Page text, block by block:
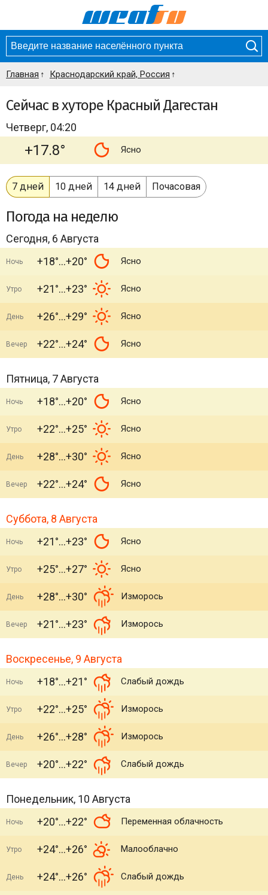
Главная Краснодарский край, Россия
Сейчас в хуторе Красный Дагестан
Четверг, 04:20
+17.8° Ясно
7 дней 10 дней 14 дней Почасовая
Погода на неделю
Сегодня, 6 Августа
Ночь +18° +20° Ясно
Утро +21° +23° Ясно
День +26° +29° Ясно
Вечер +22° +24° Ясно
Пятница, 7 Августа
Ночь +18° +20° Ясно
Утро +22° +25° Ясно
День +28° +30° Ясно
Вечер +22° +24° Ясно
Суббота, 8 Августа
Ночь +21° +23° Ясно
Утро +25° +27° Ясно
День +28° +30° Изморось
Вечер +21° +23° Изморось
Воскресенье, 9 Августа
Ночь +18° +21° Слабый дождь
Утро +22° +25° Изморось
День +26° +28° Изморось
Вечер +20° +22° Слабый дождь
Понедельник, 10 Августа
Ночь +20° +22° Переменная облачность
Утро +24° +26° Малооблачно
День +24° +26° Слабый дождь